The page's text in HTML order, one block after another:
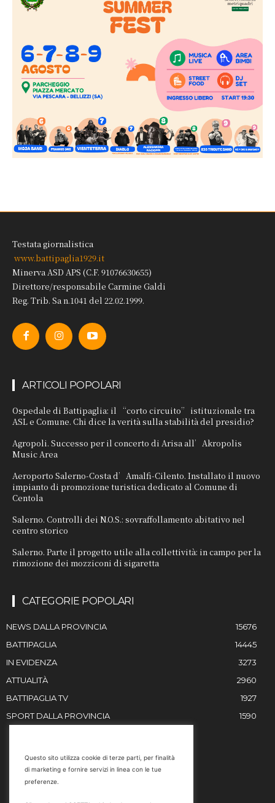
Testata giornalistica
www.battipaglia1929.it
Minerva ASD APS (C.F. 91076630655)
Direttore/responsabile Carmine Galdi
Reg. Trib. Sa n.1041 del 22.02.1999.
ARTICOLI POPOLARI
Ospedale di Battipaglia: il “corto circuito” istituzionale tra
ASL e Comune. Chi dice la verità sulla stabilità del presidio?
Agropoli. Successo per il concerto di Arisa all’Akropolis
Music Area
Aeroporto Salerno-Costa d’Amalfi-Cilento. Installato il nuovo
impianto di promozione turistica dedicato al Comune di
Centola
Salerno. Controlli dei N.O.S.: sovraffollamento abitativo nel
centro storico
Salerno. Parte il progetto utile alla collettività: in campo per la
rimozione dei mozziconi di sigaretta
CATEGORIE POPOLARI
NEWS DALLA PROVINCIA
15676
BATTIPAGLIA
14445
IN EVIDENZA
3273
ATTUALITÀ
2960
BATTIPAGLIA TV
1927
SPORT DALLA PROVINCIA
1590
Email
Questo sito utilizza cookie di terze parti, per finalità
di marketing e fornire servizi in linea con le tue
preferenze.